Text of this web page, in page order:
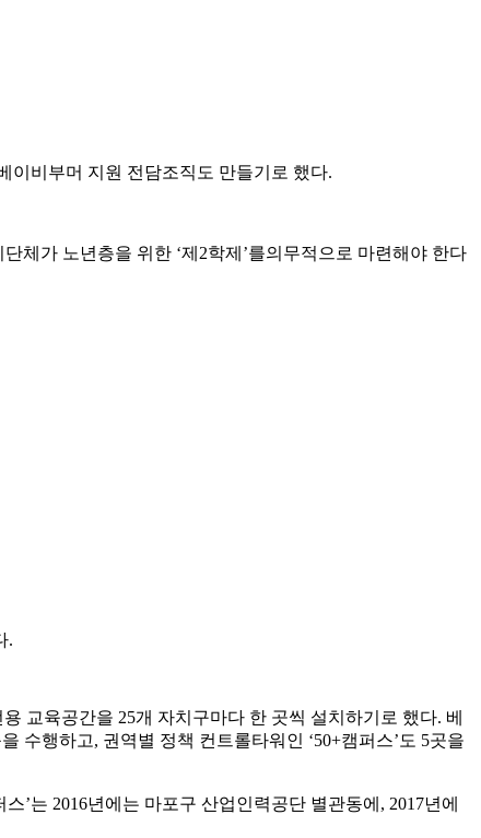
이비부머 지원 전담조직도 만들기로 했다.
체가 노년층을 위한 ‘제2학제’를의무적으로 마련해야 한다
.
교육공간을 25개 자치구마다 한 곳씩 설치하기로 했다. 베
수행하고, 권역별 정책 컨트롤타워인 ‘50+캠퍼스’도 5곳을
’는 2016년에는 마포구 산업인력공단 별관동에, 2017년에